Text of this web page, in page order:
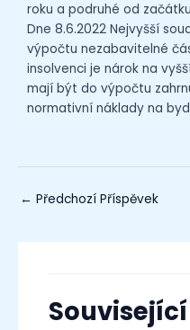
roku a podruhé od
Dne 8.6.2022 Nejvyšší
výpočtu nezabavitelné
insolvenci je nárok na
mají být do výpočtu
normativní náklady na
← Předchozí Příspěvek